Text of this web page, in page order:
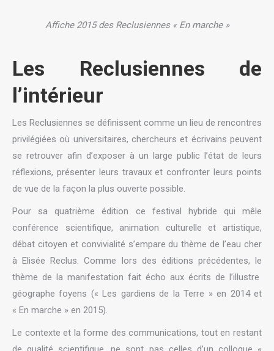
Affiche 2015 des Reclusiennes « En marche »
Les Reclusiennes de
l’intérieur
Les Reclusiennes se définissent comme un lieu de rencontres
privilégiées où universitaires, chercheurs et écrivains peuvent
se retrouver afin d’exposer à un large public l’état de leurs
réflexions, présenter leurs travaux et confronter leurs points
de vue de la façon la plus ouverte possible.
Pour sa quatrième édition ce festival hybride qui mêle
conférence scientifique, animation culturelle et artistique,
débat citoyen et convivialité s’empare du thème de l’eau cher
à Elisée Reclus. Comme lors des éditions précédentes, le
thème de la manifestation fait écho aux écrits de l’illustre
géographe foyens (« Les gardiens de la Terre » en 2014 et
« En marche » en 2015).
Le contexte et la forme des communications, tout en restant